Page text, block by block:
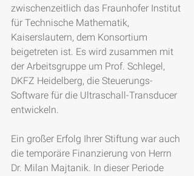
zwischenzeitlich das Fraunhofer Institut
für Technische Mathematik,
Kaiserslautern, dem Konsortium
beigetreten ist. Es wird zusammen mit
der Arbeitsgruppe um Prof. Schlegel,
DKFZ Heidelberg, die Steuerungs-
Software für die Ultraschall-Transducer
entwickeln.
Ein großer Erfolg Ihrer Stiftung war auch
die temporäre Finanzierung von Herrn
Dr. Milan Majtanik. In dieser Periode